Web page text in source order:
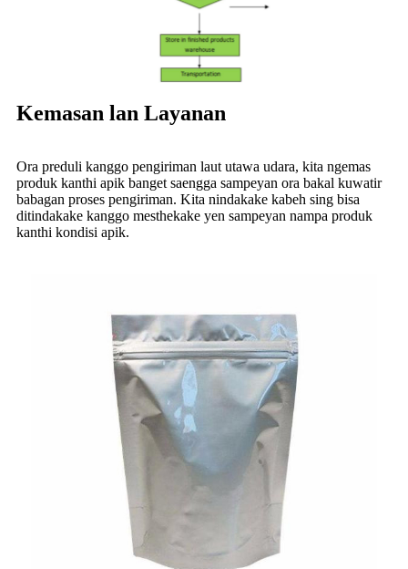
Kemasan lan Layanan
Ora preduli kanggo pengiriman laut utawa udara, kita ngemas
produk kanthi apik banget saengga sampeyan ora bakal kuwatir
babagan proses pengiriman. Kita nindakake kabeh sing bisa
ditindakake kanggo mesthekake yen sampeyan nampa produk
kanthi kondisi apik.